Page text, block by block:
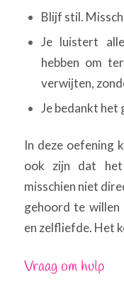
Blijf stil.
Je luistert
hebben om
verwijten,
Je bedankt het
In deze oefening
ook zijn dat het
misschien niet
gehoord te willen
en zelfliefde. Het
Vraag om hulp